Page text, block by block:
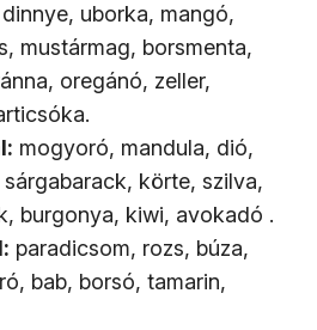
uborka, mangó,
mustármag, borsmenta,
oregánó, zeller,
mogyoró, mandula, dió,
körte, szilva,
burgonya, kiwi, avokadó .
paradicsom, rozs, búza,
bab, borsó, tamarin,